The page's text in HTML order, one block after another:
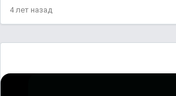
4 лет назад